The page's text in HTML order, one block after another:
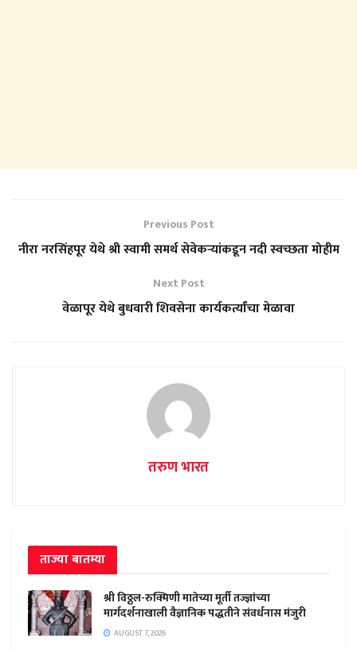
Previous Post
नीरा नरसिंहपूर येथे श्री स्वामी समर्थ सेवेकऱ्यांकडून नदी स्वच्छता मोहीम
Next Post
वेळापूर येथे बुधवारी शिवसेना कार्यकर्त्यांचा मेळावा
तरुण भारत
ताज्या बातम्या
श्री विठ्ठल-रुक्मिणी मातेच्या मूर्ती तज्ज्ञांच्या
मार्गदर्शनाखाली वैज्ञानिक पद्धतीने संवर्धनास मंजुरी
AUGUST 7, 2026